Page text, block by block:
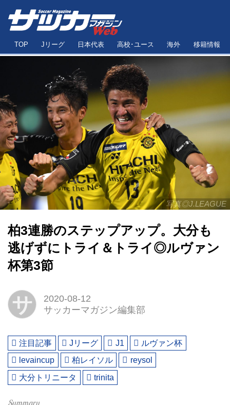
TOP Jリーグ 日本代表 高校･ユース 海外 移籍情報
写真◎J.LEAGUE
柏3連勝のステップアップ。大分も
逃げずにトライ＆トライ◎ルヴァン
杯第3節
サ
2020-08-12
サッカーマガジン編集部
注目記事 Jリーグ J1
ルヴァン杯
levaincup
柏レイソル
reysol
大分トリニータ
trinita